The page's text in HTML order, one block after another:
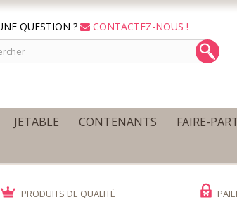
QUESTION ?
CONTACTEZ-NOUS !
JETABLE CONTENANTS FAIRE-
PRODUITS DE QUALITÉ